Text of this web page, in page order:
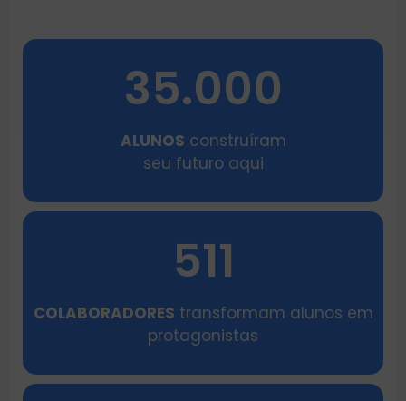
35.000
ALUNOS construíram
seu futuro aqui
511
COLABORADORES transformam alunos em
protagonistas